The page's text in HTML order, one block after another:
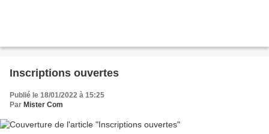
Inscriptions ouvertes
Publié le 18/01/2022 à 15:25
Par Mister Com